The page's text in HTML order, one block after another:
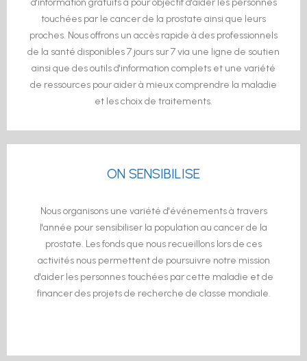
touchées par le cancer de la prostate ainsi que leurs
proches. Nous offrons un accès rapide à des professionnels
de la santé disponibles 7 jours sur 7 via une ligne de soutien
ainsi que des outils d'information complets et une variété
de ressources pour aider à mieux comprendre la maladie
et les choix de traitements.
ON SENSIBILISE
Nous organisons une variété d'événements à travers
l'année pour sensibiliser la population au cancer de la
prostate. Les fonds que nous recueillons lors de ces
activités nous permettent de poursuivre notre mission
d'aider les personnes touchées par cette maladie et de
financer des projets de recherche de classe mondiale.